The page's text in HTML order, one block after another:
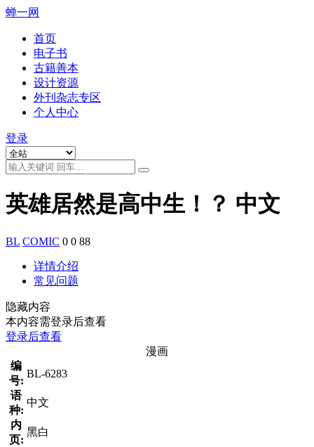
蝉一网
首页
电子书
古籍善本
设计资源
外刊杂志专区
个人中心
登录
英雄居然是高中生！？ 中文
BL COMIC 0 0 88
详情介绍
常见问题
隐藏内容
本内容需登录后查看
登录后查看
漫画
编
号:
BL-6283
语
种:
中文
内
页:
黑白